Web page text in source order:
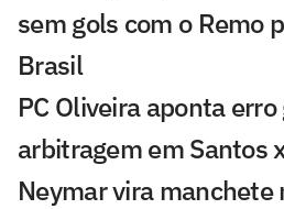
sem gols com o Remo
Brasil
PC Oliveira aponta
arbitragem em Santos
Neymar vira manchete